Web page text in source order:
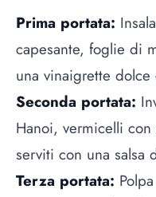
Prima portata:
capesante, foglie di
una vinaigrette
Seconda portata:
Hanoi, vermicelli
serviti con una salsa
Terza portata: